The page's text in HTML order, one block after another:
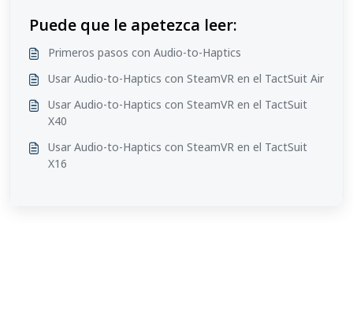
Puede que le apetezca leer:
Primeros pasos con Audio-to-Haptics
Usar Audio-to-Haptics con SteamVR en el TactSuit Air
Usar Audio-to-Haptics con SteamVR en el TactSuit
X40
Usar Audio-to-Haptics con SteamVR en el TactSuit
X16